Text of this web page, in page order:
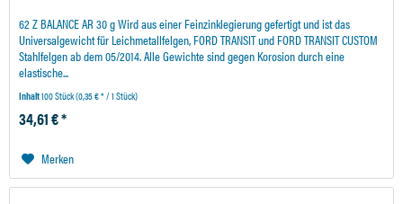
62 Z BALANCE AR 30 g Wird aus einer Feinzinklegierung gefertigt und ist das
Universalgewicht für Leichmetallfelgen, FORD TRANSIT und FORD TRANSIT CUSTOM
Stahlfelgen ab dem 05/2014. Alle Gewichte sind gegen Korosion durch eine
elastische...
Inhalt100 Stück(0,35 € * / 1 Stück)
34,61 € *
Merken